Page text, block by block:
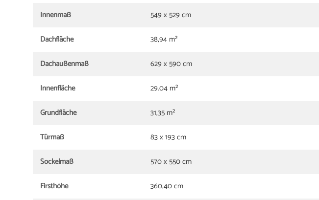
Innenmaß
549 x 529 cm
Dachfläche
38,94 m²
Dachaußenmaß
629 x 590 cm
Innenfläche
29.04 m²
Grundfläche
31,35 m²
Türmaß
83 x 193 cm
Sockelmaß
570 x 550 cm
Firsthöhe
360,40 cm